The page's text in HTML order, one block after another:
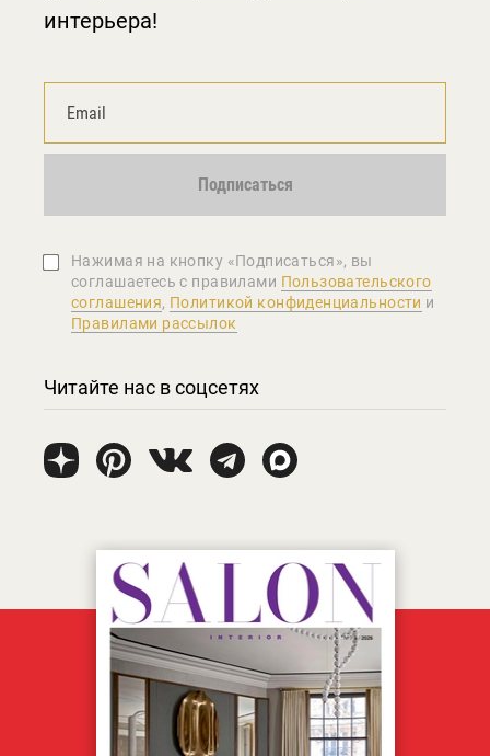
интерьера!
Подписаться
Нажимая на кнопку «Подписаться», вы
соглашаетеcь с правилами Пользовательского
соглашения, Политикой конфиденциальности и
Правилами рассылок
Читайте нас в соцсетях